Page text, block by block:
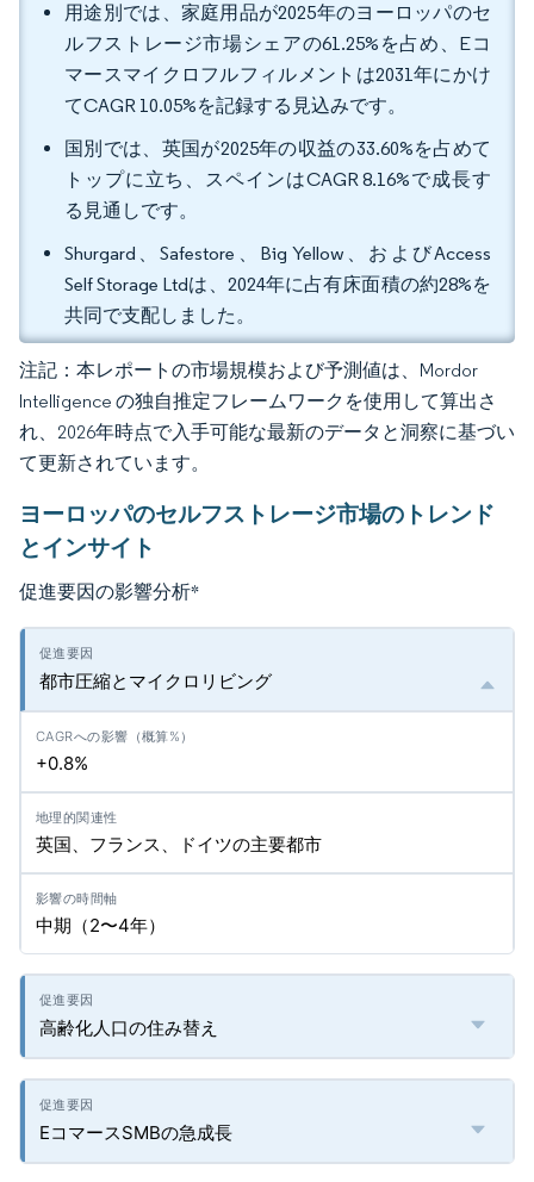
用途別では、家庭用品が2025年のヨーロッパのセ
ルフストレージ市場シェアの61.25%を占め、Eコ
マースマイクロフルフィルメントは2031年にかけ
てCAGR 10.05%を記録する見込みです。
国別では、英国が2025年の収益の33.60%を占めて
トップに立ち、スペインはCAGR 8.16%で成長す
る見通しです。
Shurgard、Safestore、Big Yellow、およびAccess
Self Storage Ltdは、2024年に占有床面積の約28%を
共同で支配しました。
注記：本レポートの市場規模および予測値は、Mordor
Intelligence の独自推定フレームワークを使用して算出さ
れ、2026年時点で入手可能な最新のデータと洞察に基づい
て更新されています。
ヨーロッパのセルフストレージ市場のトレンド
とインサイト
促進要因の影響分析*
都市圧縮とマイクロリビング
+0.8%
英国、フランス、ドイツの主要都市
中期（2〜4年）
高齢化人口の住み替え
EコマースSMBの急成長